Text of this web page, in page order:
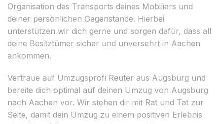
Organisation des Transports deines Mobiliars und
deiner persönlichen Gegenstände. Hierbei
unterstützen wir dich gerne und sorgen dafür, dass all
deine Besitztümer sicher und unversehrt in Aachen
ankommen.
Vertraue auf Umzugsprofi Reuter aus Augsburg und
bereite dich optimal auf deinen Umzug von Augsburg
nach Aachen vor. Wir stehen dir mit Rat und Tat zur
Seite, damit dein Umzug zu einem positiven Erlebnis